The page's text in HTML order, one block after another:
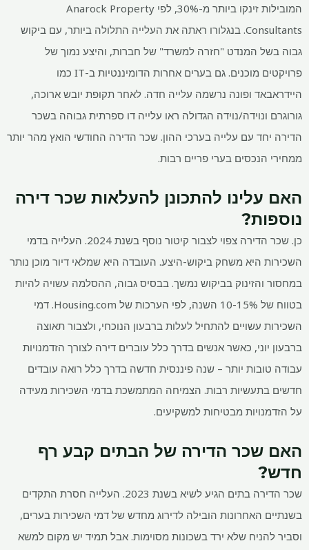
המובילות זינקו ביותר מ-30%, לפי Anarock Property
Consultants. בנגלורו ראתה את העלייה התלולה ביותר, עם ביקוש
גבוה בשל המנדט "חזרה למשרד" של חברות, והיצע נמוך של
פרויקטים מוכנים. גם בערים אחרות הדומיננטיות ב-IT כמו
היידראבאד ופונה נרשמה עלייה חדה. לאחר תקופת יובש ארוכה,
גורוגרם ונוידה/נוידה הגדולה ראו עלייה דו ספרתית גבוהה בשכר
הדירה יחד עם עלייה בערכי ההון. שכר הדירה החודשי הואץ מהר יותר
ממחירי הנכסים בערי פריים רבות.
האם עלינו להתכונן להעלאות שכר דירה
נוספות?
כן. שכר הדירה צפוי לצבור קיטור נוסף בשנת 2024. העלייה בדמי
השכירות היא משחק ביקוש-היצע. העובדה היא שמלאי דיור מוכן נותר
במחסור והזינוק בביקוש נמשך. בבסיס גבוה, ההסלמה עשויה להיות
בטווח של 10-15% השנה, לפי הערכות של Housing.com. דמי
השכירות עשויים להתחיל לעלות ברבעון הנוכחי, ולצבור תאוצה
ברבעון יוני, כאשר אנשים בדרך כלל עוברים דירה לצורך הזדמנויות
עבודה טובות יותר – שנה פיננסית חדשה בדרך כלל רואה עובדים
חדשים בתעשיות רבות. הצמיחה המתמשכת בדמי השכירות מעידה
על הזדמנויות מבטיחות למשקיעים.
האם שכר הדירה של הבתים קבע רף
חדש?
שכר הדירה בתים הגיע לשיא בשנת 2023. העלייה חסרת התקדים
בשנתיים האחרונות הובילה לדירוג מחדש של דמי השכירות בערים,
וסביר להניח שלא ירד בשכונות מסוימות. אבל תמיד יש מקום למשא